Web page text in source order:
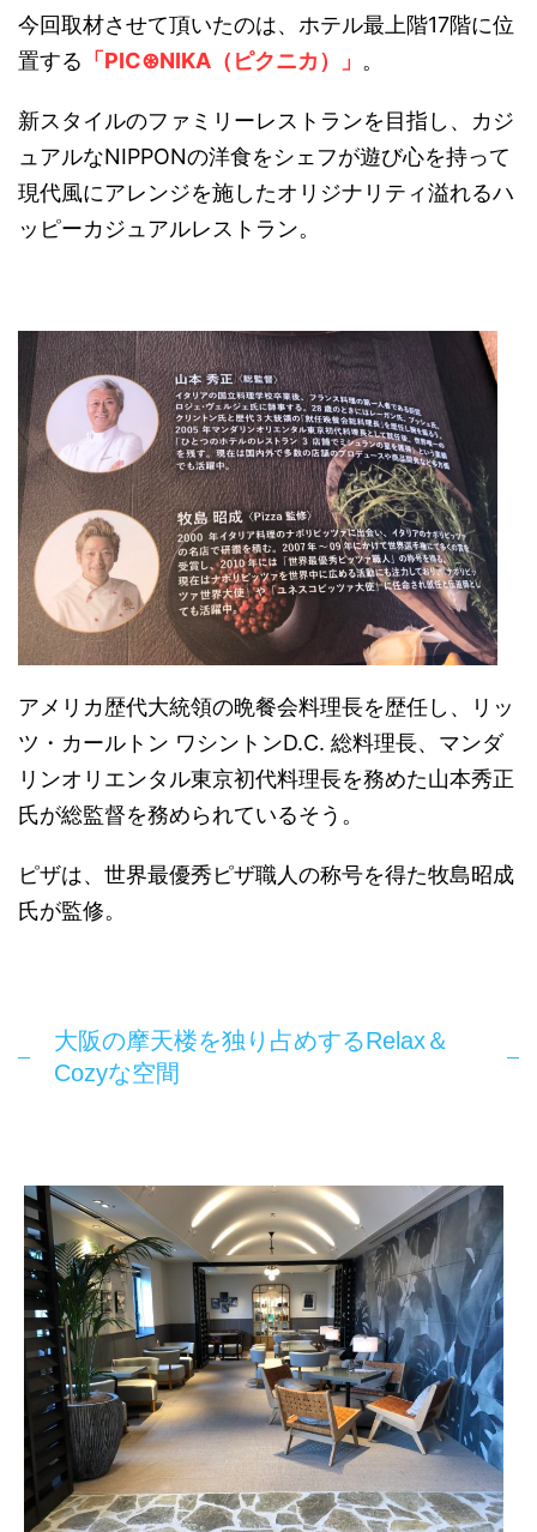
今回取材させて頂いたのは、ホテル最上階17階に位
置する 「PIC⊛NIKA（ピクニカ）」 。
新スタイルのファミリーレストランを目指し、カジ
ュアルなNIPPONの洋食をシェフが遊び心を持って
現代風にアレンジを施したオリジナリティ溢れるハ
ッピーカジュアルレストラン。
アメリカ歴代大統領の晩餐会料理長を歴任し、リッ
ツ・カールトン ワシントンD.C. 総料理長、マンダ
リンオリエンタル東京初代料理長を務めた山本秀正
氏が総監督を務められているそう。
ピザは、世界最優秀ピザ職人の称号を得た牧島昭成
氏が監修。
大阪の摩天楼を独り占めするRelax＆
Cozyな空間